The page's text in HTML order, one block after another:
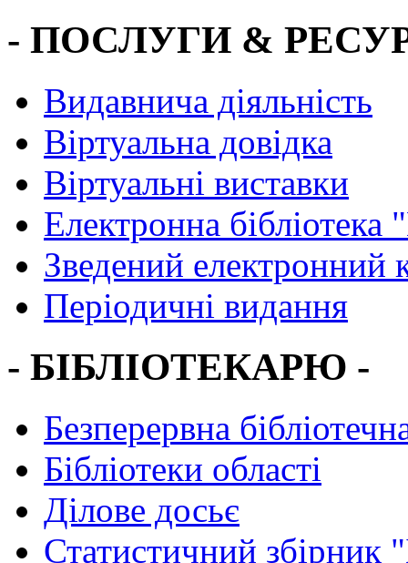
- ПОСЛУГИ &
Видавнича діяльність
Віртуальна довідка
Віртуальні виставки
Електронна
Зведений електронний
Періодичні видання
- БІБЛІОТЕКАРЮ -
Безперервна
Бібліотеки області
Ділове досьє
Статистичний